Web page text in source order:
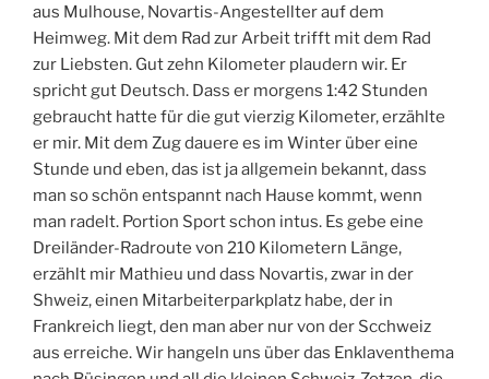
aus Mulhouse, Novartis-Angestellter auf dem
Heimweg. Mit dem Rad zur Arbeit trifft mit dem Rad
zur Liebsten. Gut zehn Kilometer plaudern wir. Er
spricht gut Deutsch. Dass er morgens 1:42 Stunden
gebraucht hatte für die gut vierzig Kilometer, erzählte
er mir. Mit dem Zug dauere es im Winter über eine
Stunde und eben, das ist ja allgemein bekannt, dass
man so schön entspannt nach Hause kommt, wenn
man radelt. Portion Sport schon intus. Es gebe eine
Dreiländer-Radroute von 210 Kilometern Länge,
erzählt mir Mathieu und dass Novartis, zwar in der
Shweiz, einen Mitarbeiterparkplatz habe, der in
Frankreich liegt, den man aber nur von der Scchweiz
aus erreiche. Wir hangeln uns über das Enklaventhema